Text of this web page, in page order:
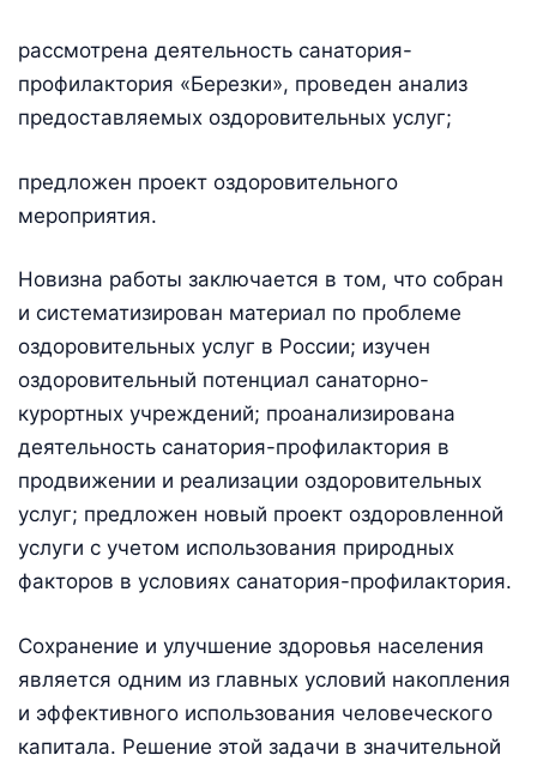
рассмотрена деятельность санатория-
профилактория «Березки», проведен анализ
предоставляемых оздоровительных услуг;
предложен проект оздоровительного
мероприятия.
Новизна работы заключается в том, что собран
и систематизирован материал по проблеме
оздоровительных услуг в России; изучен
оздоровительный потенциал санаторно-
курортных учреждений; проанализирована
деятельность санатория-профилактория в
продвижении и реализации оздоровительных
услуг; предложен новый проект оздоровленной
услуги с учетом использования природных
факторов в условиях санатория-профилактория.
Сохранение и улучшение здоровья населения
является одним из главных условий накопления
и эффективного использования человеческого
капитала. Решение этой задачи в значительной